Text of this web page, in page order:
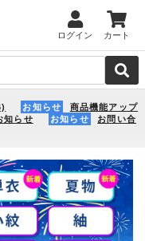
ログイン カート
お知らせ
商品機能アップ
知らせ お知らせ
お問い合